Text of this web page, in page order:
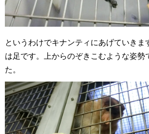
というわけでキナンティにあげていきま
は足です。上からのぞきこむような姿勢
た。